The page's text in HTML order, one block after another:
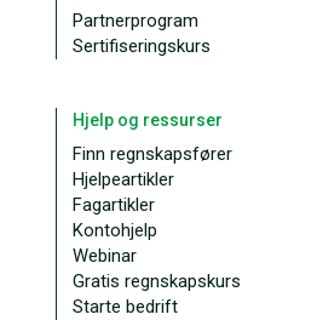
Partnerprogram
Sertifiseringskurs
Hjelp og ressurser
Finn regnskapsfører
Hjelpeartikler
Fagartikler
Kontohjelp
Webinar
Gratis regnskapskurs
Starte bedrift